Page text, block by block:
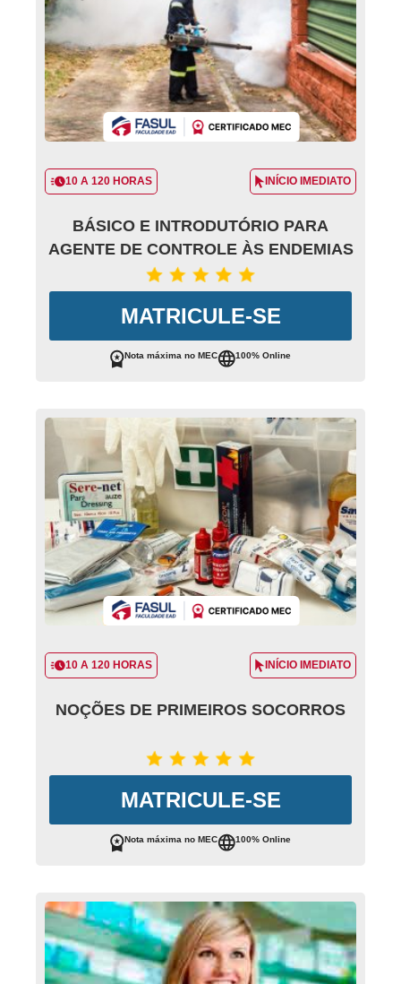
10 A 120 HORAS INÍCIO IMEDIATO
BÁSICO E INTRODUTÓRIO PARA
AGENTE DE CONTROLE ÀS ENDEMIAS
MATRICULE-SE
Nota máxima no MEC 100% Online
10 A 120 HORAS INÍCIO IMEDIATO
NOÇÕES DE PRIMEIROS SOCORROS
MATRICULE-SE
Nota máxima no MEC 100% Online